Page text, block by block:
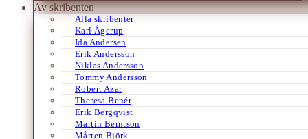
Av skribenten
Alla skribenter
Karl Ågerup
Ida Andersen
Erik Andersson
Niklas Andersson
Tommy Andersson
Robert Azar
Theresa Benér
Erik Bergqvist
Martin Berntson
Mårten Björk